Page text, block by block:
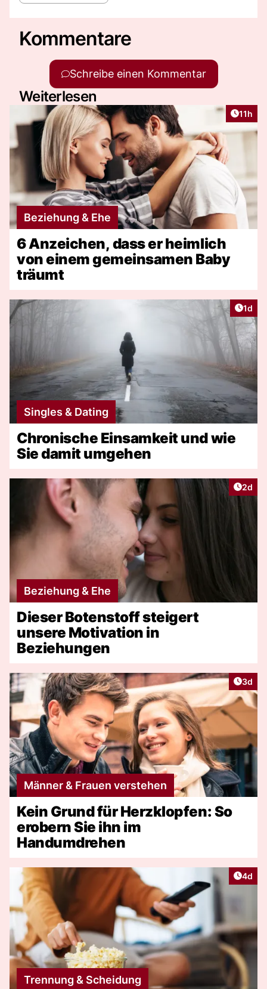
Kommentare
Schreibe einen Kommentar
Weiterlesen
11h
Beziehung & Ehe
6 Anzeichen, dass er heimlich
von einem gemeinsamen Baby
träumt
1d
Singles & Dating
Chronische Einsamkeit und wie
Sie damit umgehen
2d
Beziehung & Ehe
Dieser Botenstoff steigert
unsere Motivation in
Beziehungen
3d
Männer & Frauen verstehen
Kein Grund für Herzklopfen: So
erobern Sie ihn im
Handumdrehen
4d
Trennung & Scheidung